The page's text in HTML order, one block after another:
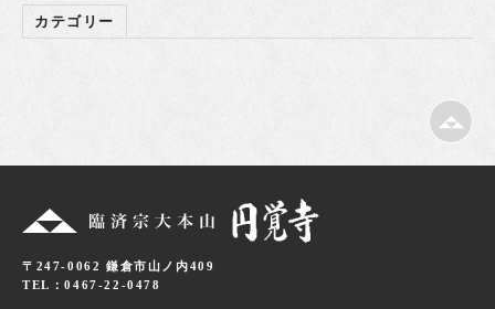
カテゴリー
〒247-0062 鎌倉市山ノ内409
TEL：0467-22-0478